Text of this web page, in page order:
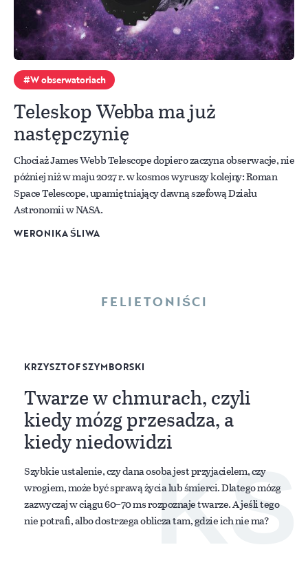
W obserwatoriach
Teleskop Webba ma już
następczynię
Chociaż James Webb Telescope dopiero zaczyna obserwacje, nie
później niż w maju 2027 r. w kosmos wyruszy kolejny: Roman
Space Telescope, upamiętniający dawną szefową Działu
Astronomii w NASA.
WERONIKA ŚLIWA
FELIETONIŚCI
KRZYSZTOF SZYMBORSKI
Twarze w chmurach, czyli
kiedy mózg przesadza, a
kiedy niedowidzi
Szybkie ustalenie, czy dana osoba jest przyjacielem, czy
wrogiem, może być sprawą życia lub śmierci. Dlatego mózg
zazwyczaj w ciągu 60–70 ms rozpoznaje twarze. A jeśli tego
nie potrafi, albo dostrzega oblicza tam, gdzie ich nie ma?
KS